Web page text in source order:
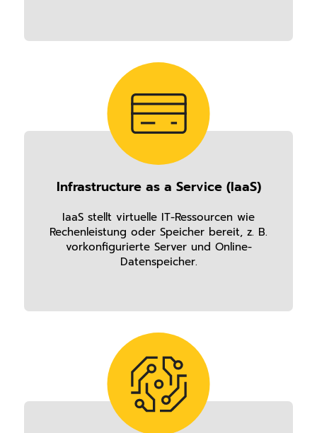
Infrastructure as a Service (IaaS)
IaaS stellt virtuelle IT-Ressourcen wie
Rechenleistung oder Speicher bereit, z. B.
vorkonfigurierte Server und Online-
Datenspeicher.